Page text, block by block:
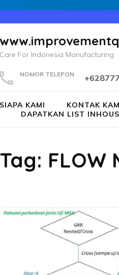
Care For Indonesia Manufacturing
NOMOR TELEPON
SIAPA KAMI KONTAK
DAPATKAN LIST
Tag: FLOW